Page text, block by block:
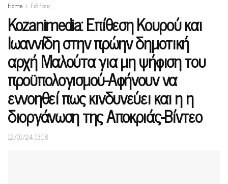
Home Ειδήσεις
Kozanimedia: Επίθεση Κουρού και
Ιωαννίδη στην πρώην δημοτική
αρχή Μαλούτα για μη ψήφιση του
προϋπολογισμού-Αφήνουν να
εννοηθεί πως κινδυνεύει και η η
διοργάνωση της Αποκριάς-Βίντεο
12/01/24 13:18